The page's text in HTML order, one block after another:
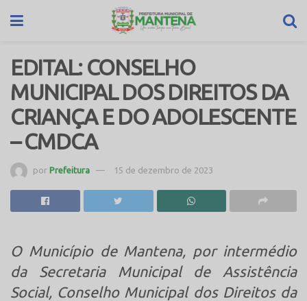
EDITAL: CONSELHO
MUNICIPAL DOS DIREITOS DA
CRIANÇA E DO ADOLESCENTE
– CMDCA
por Prefeitura 15 de dezembro de 2023
O Município de Mantena, por intermédio
da Secretaria Municipal de Assistência
Social, Conselho Municipal dos Direitos da